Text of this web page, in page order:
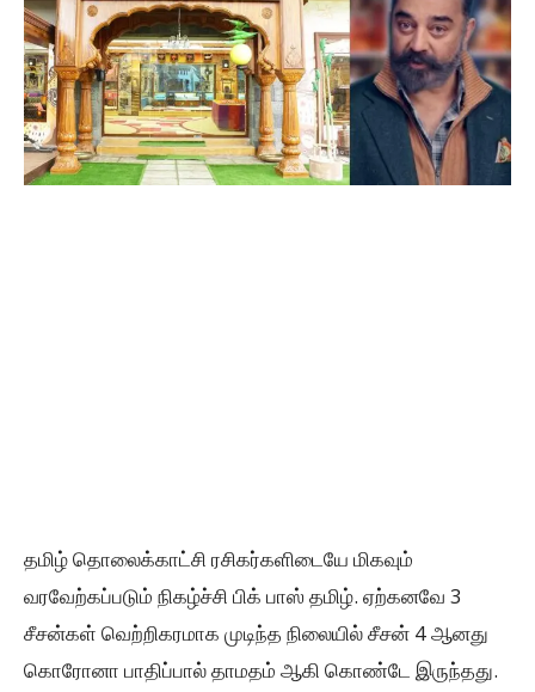
தமிழ் தொலைக்காட்சி ரசிகர்களிடையே மிகவும்
வரவேற்கப்படும் நிகழ்ச்சி பிக் பாஸ் தமிழ். ஏற்கனவே 3
சீசன்கள் வெற்றிகரமாக முடிந்த நிலையில் சீசன் 4 ஆனது
கொரோனா பாதிப்பால் தாமதம் ஆகி கொண்டே இருந்தது.